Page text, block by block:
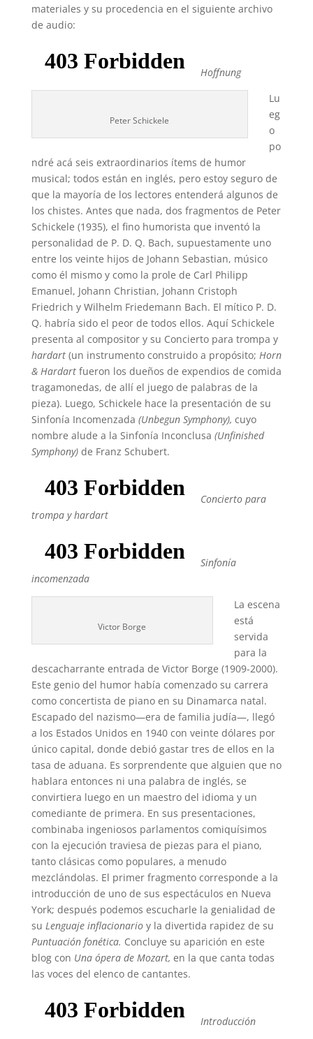
materiales y su procedencia en el siguiente archivo
de audio:
Hoffnung
Peter Schickele
Lu
eg
o
po
ndré acá seis extraordinarios ítems de humor
musical; todos están en inglés, pero estoy seguro de
que la mayoría de los lectores entenderá algunos de
los chistes. Antes que nada, dos fragmentos de Peter
Schickele (1935), el fino humorista que inventó la
personalidad de P. D. Q. Bach, supuestamente uno
entre los veinte hijos de Johann Sebastian, músico
como él mismo y como la prole de Carl Philipp
Emanuel, Johann Christian, Johann Cristoph
Friedrich y Wilhelm Friedemann Bach. El mítico P. D.
Q. habría sido el peor de todos ellos. Aquí Schickele
presenta al compositor y su Concierto para trompa y
hardart(un instrumento construido a propósito; Horn
& Hardartfueron los dueños de expendios de comida
tragamonedas, de allí el juego de palabras de la
pieza). Luego, Schickele hace la presentación de su
Sinfonía Incomenzada (Unbegun Symphony), cuyo
nombre alude a la Sinfonía Inconclusa (Unfinished
Symphony) de Franz Schubert.
Concierto para
trompa y hardart
Sinfonía
incomenzada
Victor Borge
La escena
está
servida
para la
descacharrante entrada de Victor Borge (1909-2000).
Este genio del humor había comenzado su carrera
como concertista de piano en su Dinamarca natal.
Escapado del nazismo—era de familia judía—, llegó
a los Estados Unidos en 1940 con veinte dólares por
único capital, donde debió gastar tres de ellos en la
tasa de aduana. Es sorprendente que alguien que no
hablara entonces ni una palabra de inglés, se
convirtiera luego en un maestro del idioma y un
comediante de primera. En sus presentaciones,
combinaba ingeniosos parlamentos comiquísimos
con la ejecución traviesa de piezas para el piano,
tanto clásicas como populares, a menudo
mezclándolas. El primer fragmento corresponde a la
introducción de uno de sus espectáculos en Nueva
York; después podemos escucharle la genialidad de
su Lenguaje inflacionario y la divertida rapidez de su
Puntuación fonética. Concluye su aparición en este
blog con Una ópera de Mozart, en la que canta todas
las voces del elenco de cantantes.
Introducción